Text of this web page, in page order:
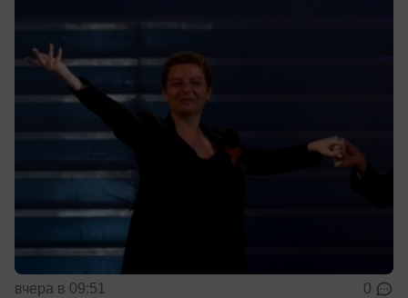
вчера в 09:51 0